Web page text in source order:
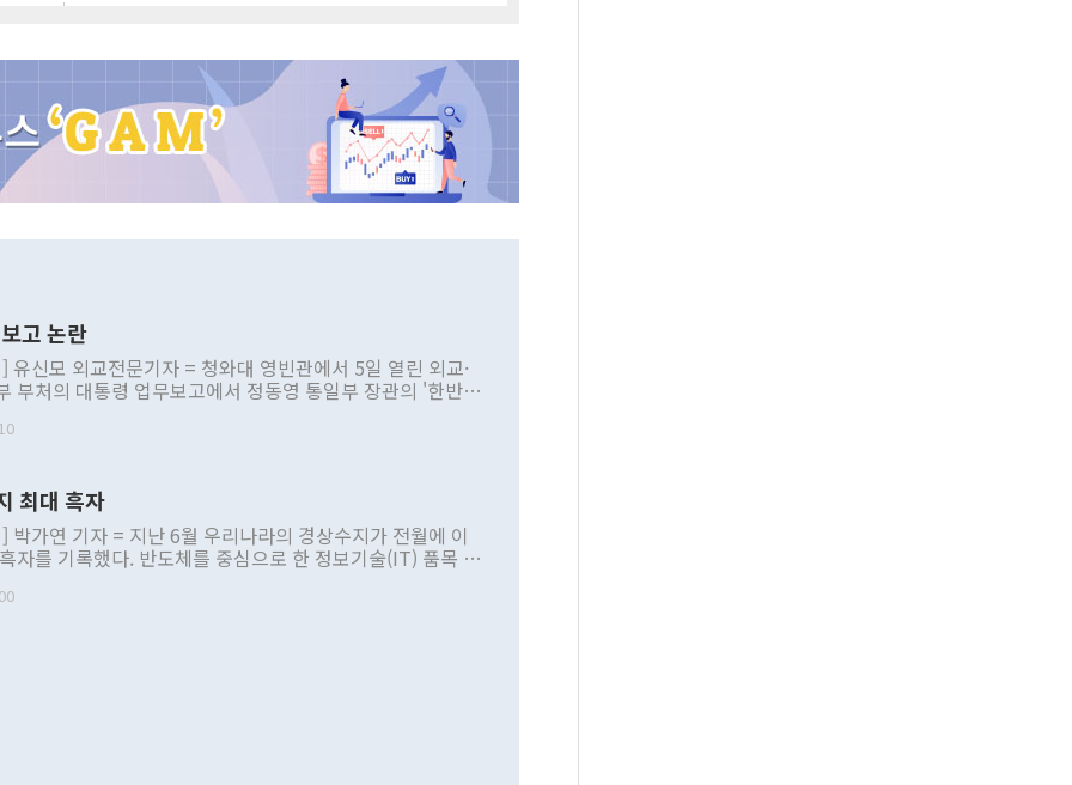
고 논란
유신모 외교전문기자 = 청와대 영빈관에서 5일 열린 외교·
부처의 대통령 업무보고에서 정동영 통일부 장관의 '한반도
부 내 조율을 거치지 않은 사안을 정책으로 추진하겠다고 공
근거한 비현실적 구상'이라는 비판을 내놨다. 그동안 정 장
관련 발언이 물의를 빚은 적은 여러 번 있지만 대통령과 유
공개적으로 부정적 입장을 표명한 것은 이례적이다. 정 장
북 접근법과 월권을 제어해야 한다는 목소리도 높아지고 있
최대 흑자
박가연 기자 = 지난 6월 우리나라의 경상수지가 전월에 이
자를 기록했다. 반도체를 중심으로 한 정보기술(IT) 품목 수
르